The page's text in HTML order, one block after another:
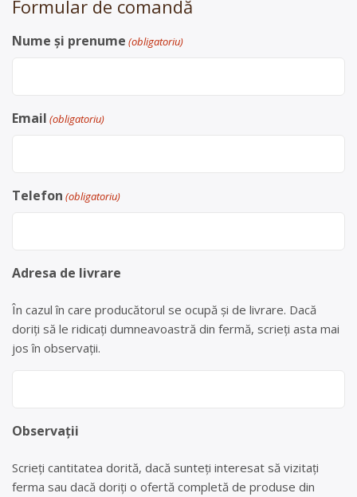
Formular de comandă
Nume și prenume (obligatoriu)
Email (obligatoriu)
Telefon (obligatoriu)
Adresa de livrare
În cazul în care producătorul se ocupă și de livrare. Dacă
doriți să le ridicați dumneavoastră din fermă, scrieți asta mai
jos în observații.
Observații
Scrieți cantitatea dorită, dacă sunteți interesat să vizitați
ferma sau dacă doriți o ofertă completă de produse din